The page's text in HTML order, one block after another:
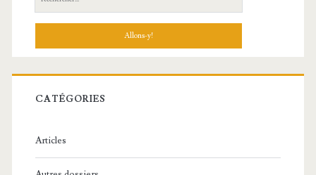
e
h
r
c
:
CATÉGORIES
Articles